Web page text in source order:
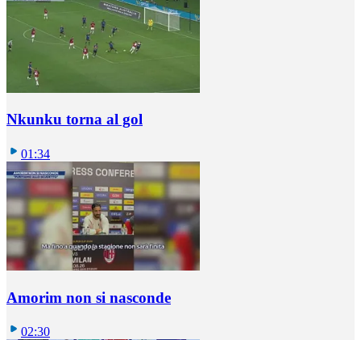
Nkunku torna al gol
01:34
Amorim non si nasconde
02:30